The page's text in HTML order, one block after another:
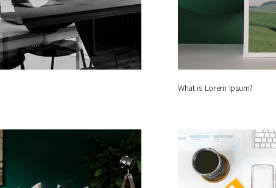
What is Lorem Ipsum?